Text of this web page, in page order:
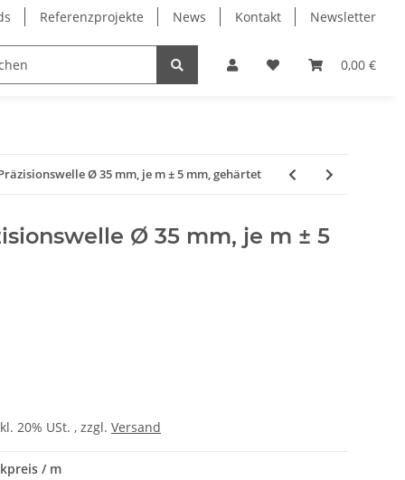
Referenzprojekte News Kontakt Newsletter
0,00 €
Lagertechnik Lineartechnik
Ø 35 mm, je m ± 5 mm, gehärtet
Ø 35 mm, je m ± 5
20% USt. , zzgl. Versand
/ m